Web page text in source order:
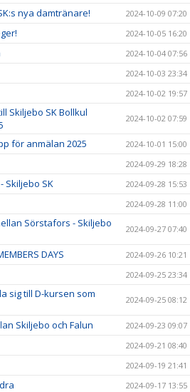
nya damtränare! 2024-10-09 07:20
2024-10-05 16:20
2024-10-04 07:56
2024-10-03 23:34
2024-10-02 19:57
Skiljebo SK Bollkul
2024-10-02 07:59
för anmälan 2025 2024-10-01 15:00
2024-09-29 18:28
Skiljebo SK 2024-09-28 15:53
2024-09-28 11:00
Sörstafors - Skiljebo
2024-09-27 07:40
DAYS 2024-09-26 10:21
2024-09-25 23:34
sig till D-kursen som
2024-09-25 08:12
Skiljebo och Falun 2024-09-23 09:07
2024-09-21 08:40
2024-09-19 21:41
2024-09-17 13:55